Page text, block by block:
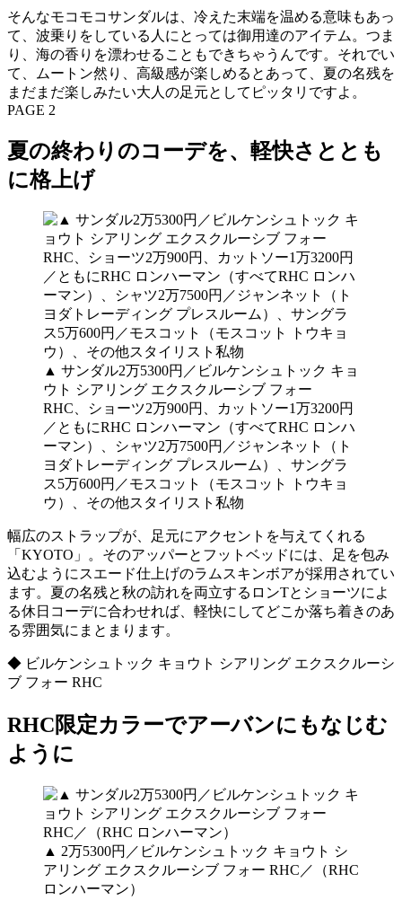
そんなモコモコサンダルは、冷えた末端を温める意味もあっ
て、波乗りをしている人にとっては御用達のアイテム。つま
り、海の香りを漂わせることもできちゃうんです。それでい
て、ムートン然り、高級感が楽しめるとあって、夏の名残を
まだまだ楽しみたい大人の足元としてピッタリですよ。
PAGE 2
夏の終わりのコーデを、軽快さととも
に格上げ
▲ サンダル2万5300円／ビルケンシュトック キョ
ウト シアリング エクスクルーシブ フォー
RHC、ショーツ2万900円、カットソー1万3200円
／ともにRHC ロンハーマン（すべてRHC ロンハ
ーマン）、シャツ2万7500円／ジャンネット（ト
ヨダトレーディング プレスルーム）、サングラ
ス5万600円／モスコット（モスコット トウキョ
ウ）、その他スタイリスト私物
幅広のストラップが、足元にアクセントを与えてくれる
「KYOTO」。そのアッパーとフットベッドには、足を包み
込むようにスエード仕上げのラムスキンボアが採用されてい
ます。夏の名残と秋の訪れを両立するロンTとショーツによ
る休日コーデに合わせれば、軽快にしてどこか落ち着きのあ
る雰囲気にまとまります。
◆ ビルケンシュトック キョウト シアリング エクスクルーシ
ブ フォー RHC
RHC限定カラーでアーバンにもなじむ
ように
▲ 2万5300円／ビルケンシュトック キョウト シ
アリング エクスクルーシブ フォー RHC／（RHC
ロンハーマン）